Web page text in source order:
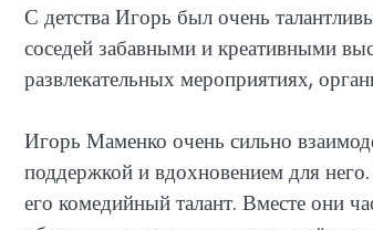
С детства Игорь был очень
соседей забавными и креативными
развлекательных мероприятиях,
Игорь Маменко очень сильно
поддержкой и вдохновением для
его комедийный талант. Вместе они